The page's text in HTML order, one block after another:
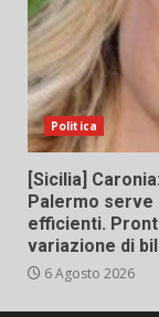
Politica
[Sicilia]
Palermo
efficienti.
variazione di
6 Agosto 2026